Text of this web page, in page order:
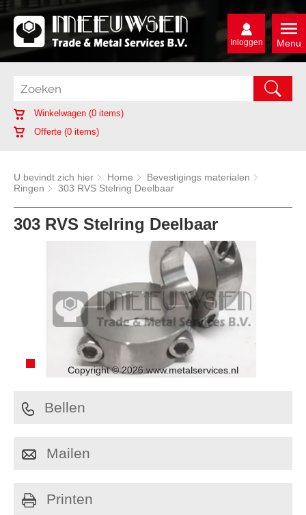
Menu
Inloggen
Winkelwagen (0 items)
Offerte (0 items)
U bevindt zich hier Home
Bevestigings materialen
Ringen
303 RVS Stelring Deelbaar
303 RVS Stelring Deelbaar
Copyright © 2026 www.metalservices.nl
Bellen
Mailen
Printen